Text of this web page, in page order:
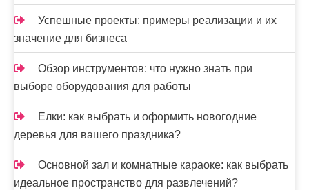
Успешные проекты: примеры реализации и их
значение для бизнеса
Обзор инструментов: что нужно знать при
выборе оборудования для работы
Елки: как выбрать и оформить новогодние
деревья для вашего праздника?
Основной зал и комнатные караоке: как выбрать
идеальное пространство для развлечений?